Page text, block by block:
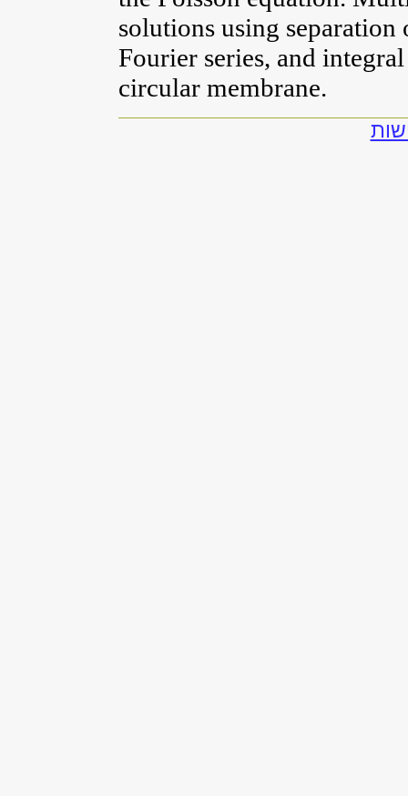
solutions using
Fourier series, and
circular membrane.